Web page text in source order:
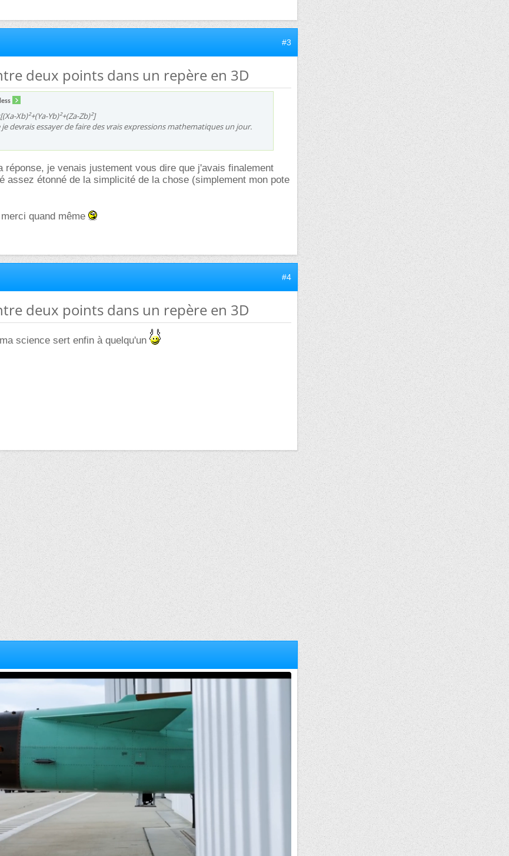
#3
deux points dans un repère en 3D
Xb)²+(Ya-Yb)²+(Za-Zb)²]
devrais essayer de faire des vrais expressions mathematiques un jour.
réponse, je venais justement vous dire que j'avais finalement
assez étonné de la simplicité de la chose (simplement mon pote
quand même
#4
deux points dans un repère en 3D
science sert enfin à quelqu'un